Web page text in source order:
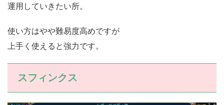
運用していきたい所。
使い方はやや難易度高めですが
上手く使えると強力です。
スフィンクス